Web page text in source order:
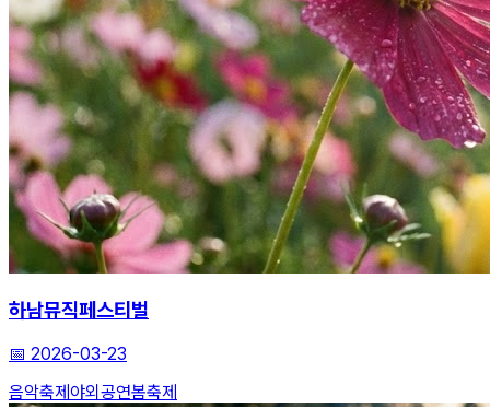
하남뮤직페스티벌
📅 2026-03-23
음악축제 야외공연봄축제